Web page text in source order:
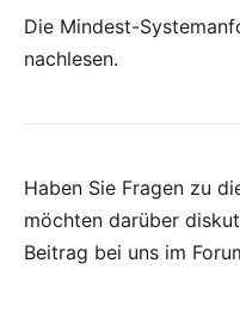
Die Mindest-
nachlesen.
Haben Sie Fragen zu
möchten darüber
Beitrag bei uns im